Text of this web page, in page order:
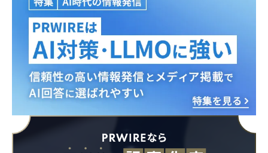
Japanese
English